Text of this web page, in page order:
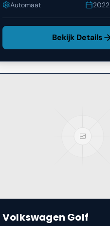
Automaat
2022
Bekijk Details
Volkswagen Golf